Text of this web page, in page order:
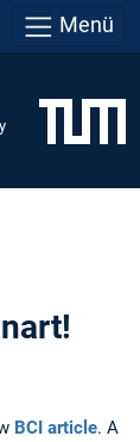
Menü
BCI article. A